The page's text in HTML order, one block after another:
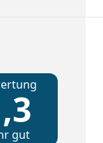
gut